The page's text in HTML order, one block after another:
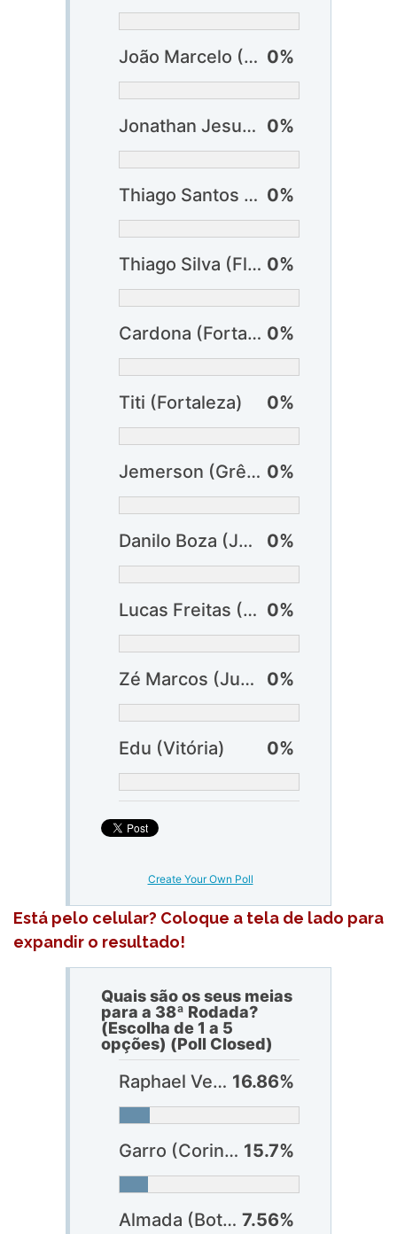
João Marcelo (Cruzeiro) 0%
Jonathan Jesus (Cruzeiro) 0%
Thiago Santos (Fluminense) 0%
Thiago Silva (Fluminense) 0%
Cardona (Fortaleza) 0%
Titi (Fortaleza) 0%
Jemerson (Grêmio) 0%
Danilo Boza (Juventude) 0%
Lucas Freitas (Juventude) ? 0%
Zé Marcos (Juventude) ? 0%
Edu (Vitória) 0%
Create Your Own Poll
Está pelo celular? Coloque a tela de lado para
expandir o resultado!
Quais são os seus meias
para a 38ª Rodada?
(Escolha de 1 a 5
opções) (Poll Closed)
Raphael Veiga (Palmeiras) 16.86%
Garro (Corinthians) 15.7%
Almada (Botafogo) 7.56%